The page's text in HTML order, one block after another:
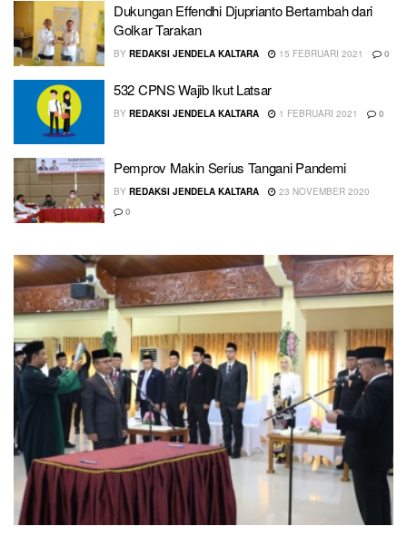
Dukungan Effendhi Djuprianto Bertambah dari
Golkar Tarakan
BY REDAKSI JENDELA KALTARA 15 FEBRUARI 2021 0
532 CPNS Wajib Ikut Latsar
BY REDAKSI JENDELA KALTARA 1 FEBRUARI 2021 0
Pemprov Makin Serius Tangani Pandemi
BY REDAKSI JENDELA KALTARA
23 NOVEMBER 2020
0